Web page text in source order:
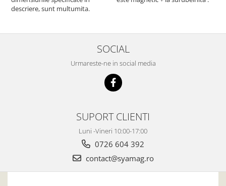
descriere, sunt multumita.
SOCIAL
Urmareste-ne in social media
SUPORT CLIENTI
Luni -Vineri 10:00-17:00
0726 604 392
contact@syamag.ro